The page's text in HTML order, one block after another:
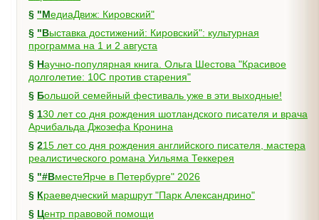
§
"МедиаДвиж: Кировский"
§ "Выставка достижений: Кировский": культурная
программа на 1 и 2 августа
§ Научно-популярная книга. Ольга Шестова "Красивое
долголетие: 10C против старения"
§
Большой семейный фестиваль уже в эти выходные!
§ 130 лет со дня рождения шотландского писателя и врача
Арчибальда Джозефа Кронина
§ 215 лет со дня рождения английского писателя, мастера
реалистического романа Уильяма Теккерея
§
"#ВместеЯрче в Петербурге" 2026
§
Краеведческий маршрут "Парк Александрино"
§
Центр правовой помощи